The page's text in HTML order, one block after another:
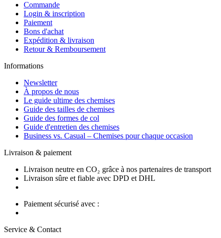
Commande
Login & inscription
Paiement
Bons d'achat
Expédition & livraison
Retour & Remboursement
Informations
Newsletter
À propos de nous
Le guide ultime des chemises
Guide des tailles de chemises
Guide des formes de col
Guide d'entretien des chemises
Business vs. Casual – Chemises pour chaque occasion
Livraison & paiement
Livraison neutre en CO₂ grâce à nos partenaires de transport
Livraison sûre et fiable avec DPD et DHL
Paiement sécurisé avec :
Service & Contact